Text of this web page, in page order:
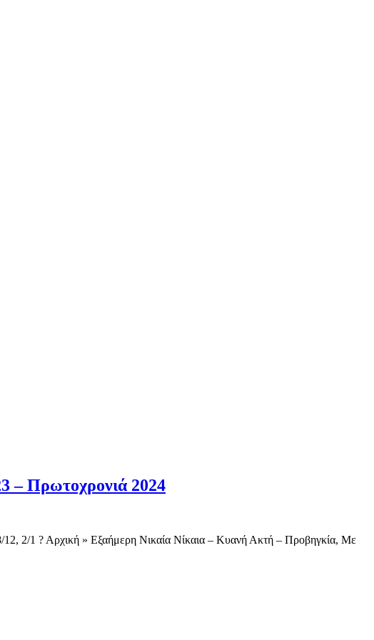
– Πρωτοχρονιά 2024
2/1 ? Αρχική » Εξαήμερη Νικαία Νίκαια – Κυανή Ακτή – Προβηγκία, Με